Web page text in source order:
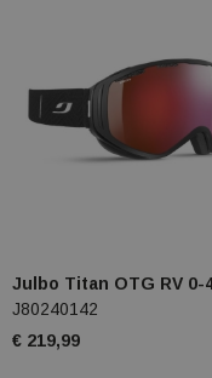
Julbo Titan OTG RV 0-
J80240142
€ 219,99